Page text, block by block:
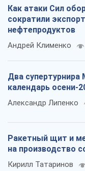
Как атаки Сил
сократили
нефтепродуктов
Андрей Клименко
Два супертурнира
календарь осени-
Александр Липенко
Ракетный щит и
на производство
Кирилл Татаринов